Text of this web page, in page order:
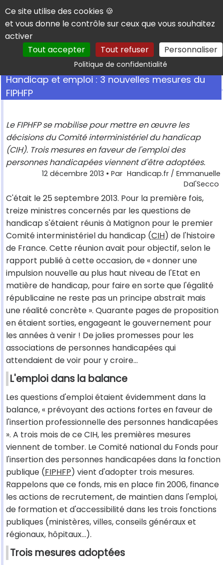
Panneau de gestion des cookies
Ce site utilise des cookies 🍪
et vous donne le contrôle sur ceux que vous souhaitez
activer
Tout accepter
Tout refuser Personnaliser
Politique de confidentialitéRechercher
Handicap et emploi : 3 nouvelles mesures du
FIPHFP
Le FIPHFP se mobilise pour mettre en œuvre les
décisions du Comité interministériel du handicap
(CIH). Trois mesures en faveur de l'emploi des
personnes handicapées viennent d'être adoptées.
12 décembre 2013 • Par Handicap.fr / Emmanuelle
Dal'Secco
C'était le 25 septembre 2013. Pour la première fois,
treize ministres concernés par les questions de
handicap s'étaient réunis à Matignon pour le premier
Comité interministériel du handicap (CIH) de l'histoire
de France. Cette réunion avait pour objectif, selon le
rapport publié à cette occasion, de « donner une
impulsion nouvelle au plus haut niveau de l'Etat en
matière de handicap, pour faire en sorte que l'égalité
républicaine ne reste pas un principe abstrait mais
une réalité concrète ». Quarante pages de proposition
en étaient sorties, engageant le gouvernement pour
les années à venir ! De jolies promesses pour les
associations de personnes handicapées qui
attendaient de voir pour y croire...
L'emploi dans la balance
Les questions d'emploi étaient évidemment dans la
balance, « prévoyant des actions fortes en faveur de
l'insertion professionnelle des personnes handicapées
». A trois mois de ce CIH, les premières mesures
viennent de tomber. Le Comité national du Fonds pour
l'insertion des personnes handicapées dans la fonction
publique (FIPHFP) vient d'adopter trois mesures.
Rappelons que ce fonds, mis en place fin 2006, finance
les actions de recrutement, de maintien dans l'emploi,
de formation et d'accessibilité dans les trois fonctions
publiques (ministères, villes, conseils généraux et
régionaux, hôpitaux...).
Trois mesures adoptées